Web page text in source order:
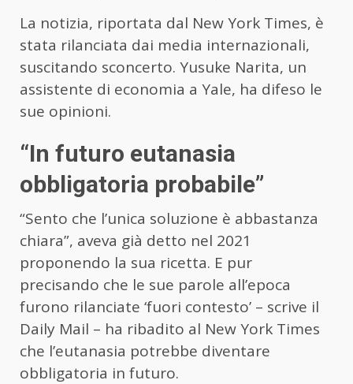
La notizia, riportata dal New York Times, è
stata rilanciata dai media internazionali,
suscitando sconcerto. Yusuke Narita, un
assistente di economia a Yale, ha difeso le
sue opinioni.
“In futuro eutanasia
obbligatoria probabile”
“Sento che l’unica soluzione è abbastanza
chiara”, aveva già detto nel 2021
proponendo la sua ricetta. E pur
precisando che le sue parole all’epoca
furono rilanciate ‘fuori contesto’ – scrive il
Daily Mail – ha ribadito al New York Times
che l’eutanasia potrebbe diventare
obbligatoria in futuro.